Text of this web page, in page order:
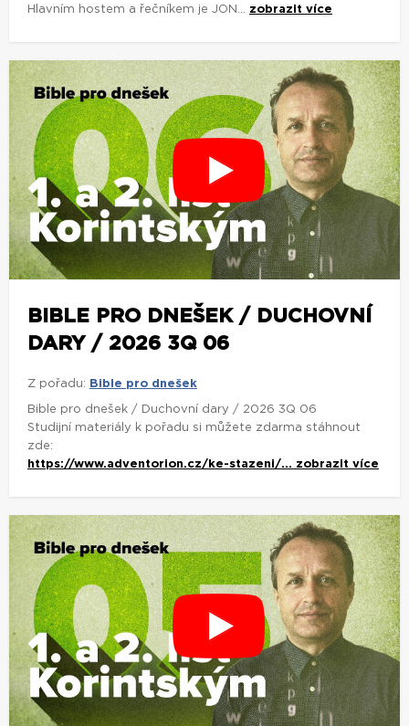
Hlavním hostem a řečníkem je JON... zobrazit více
BIBLE PRO DNEŠEK / DUCHOVNÍ
DARY / 2026 3Q 06
Z pořadu: Bible pro dnešek
Bible pro dnešek / Duchovní dary / 2026 3Q 06
Studijní materiály k pořadu si můžete zdarma stáhnout
zde:
https://www.adventorion.cz/ke-stazeni/... zobrazit více